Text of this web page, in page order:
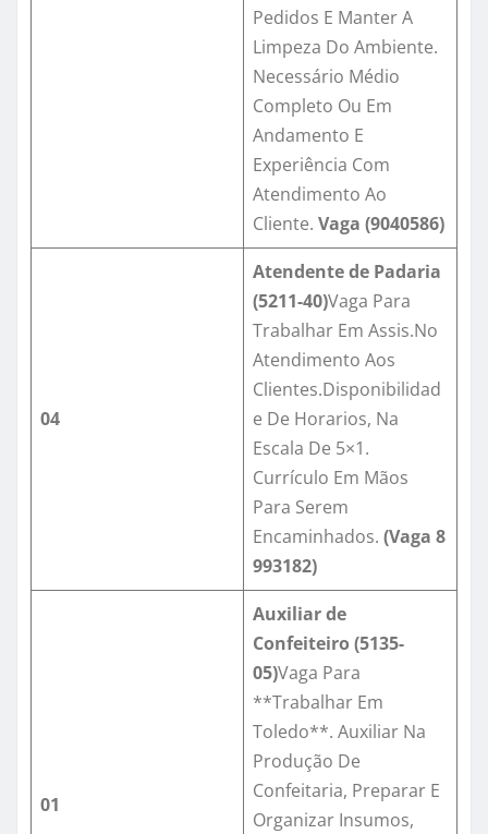
Pedidos E Manter A
Limpeza Do Ambiente.
Necessário Médio
Completo Ou Em
Andamento E
Experiência Com
Atendimento Ao
Cliente. Vaga (9040586)
04
Atendente de Padaria
(5211-40)Vaga Para
Trabalhar Em Assis.No
Atendimento Aos
Clientes.Disponibilidad
e De Horarios, Na
Escala De 5×1.
Currículo Em Mãos
Para Serem
Encaminhados. (Vaga 8
993182)
01
Auxiliar de
Confeiteiro (5135-
05)Vaga Para
**Trabalhar Em
Toledo**. Auxiliar Na
Produção De
Confeitaria, Preparar E
Organizar Insumos,